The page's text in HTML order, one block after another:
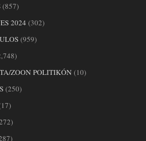
(857)
2024 (302)
(959)
ZOON POLITIKÓN (10)
(250)